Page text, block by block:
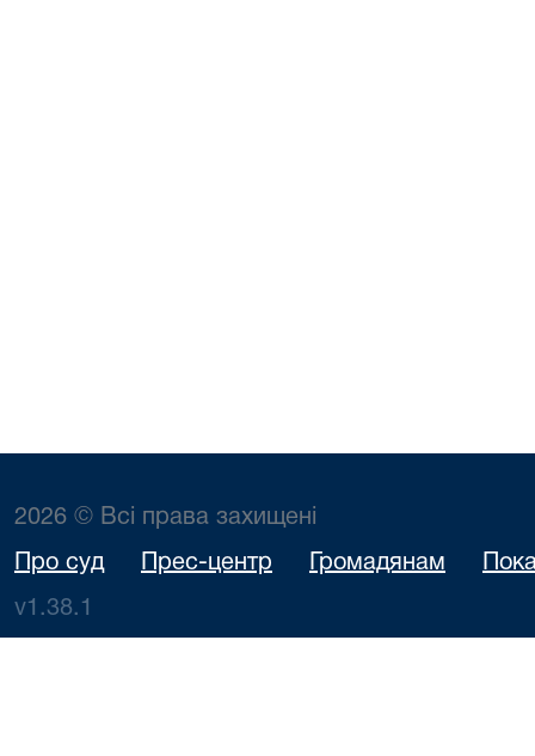
2026 © Всі права захищені
Про суд Прес-центр Громадянам
v1.38.1